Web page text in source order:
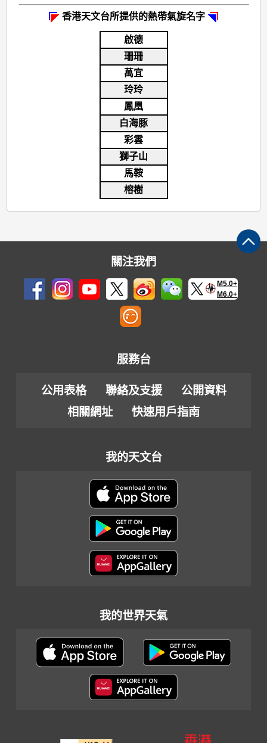
香港天文台所提供的熱帶氣旋名字
啟德
珊珊
萬宜
玲玲
鳳凰
白海豚
彩雲
獅子山
馬鞍
榕樹
關注我們
M5.0+
M6.0+
服務台
公用表格 聯絡及支援
公開資料
相關網址
快速用戶指南
我的天文台
我的世界天氣